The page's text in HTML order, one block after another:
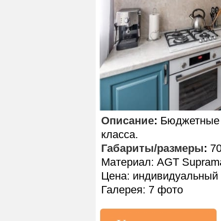
Описание: Бюджетные
класса.
Габариты/размеры:
Материал: AGT
Цена: индивидуальный
Галерея: 7 фото